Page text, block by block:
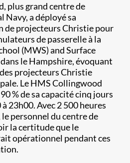
plus grand centre de
Navy, a déployé sa
de projecteurs Christie pour
de passerelle à la
(MWS) and Surface
le Hampshire, évoquant
projecteurs Christie
Le HMS Collingwood
% de sa capacité cinq jours
23h00. Avec 2 500 heures
personnel du centre de
la certitude que le
opérationnel pendant ces